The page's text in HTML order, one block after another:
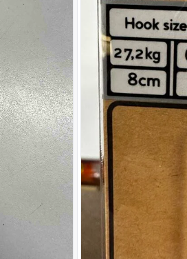
7,50€
🚚 Iki
Liko 1
Pridėti į
Kategorija: